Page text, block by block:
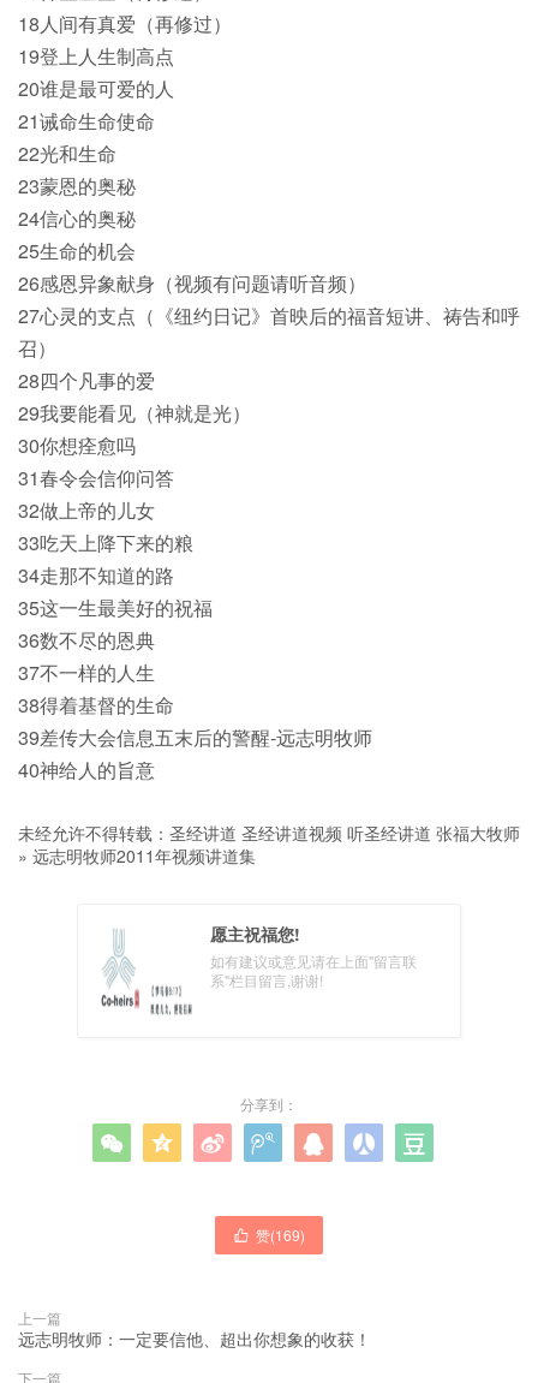
18人间有真爱（再修过）
19登上人生制高点
20谁是最可爱的人
21诫命生命使命
22光和生命
23蒙恩的奥秘
24信心的奥秘
25生命的机会
26感恩异象献身（视频有问题请听音频）
27心灵的支点（《纽约日记》首映后的福音短讲、祷告和呼
召）
28四个凡事的爱
29我要能看见（神就是光）
30你想痊愈吗
31春令会信仰问答
32做上帝的儿女
33吃天上降下来的粮
34走那不知道的路
35这一生最美好的祝福
36数不尽的恩典
37不一样的人生
38得着基督的生命
39差传大会信息五末后的警醒-远志明牧师
40神给人的旨意
未经允许不得转载： 圣经讲道 圣经讲道视频 听圣经讲道 张福大牧师
» 远志明牧师2011年视频讲道集
愿主祝福您!
如有建议或意见请在上面"留言联
系"栏目留言,谢谢!
分享到：
      
 赞(169)
上一篇
远志明牧师：一定要信他、超出你想象的收获！
下一篇